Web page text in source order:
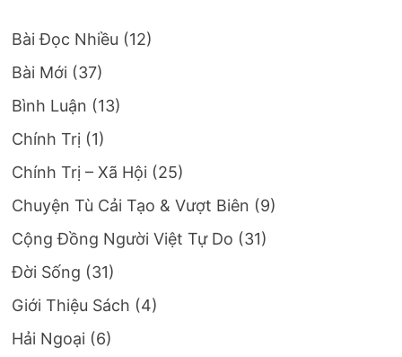
Bài Đọc Nhiều (12)
Bài Mới (37)
Bình Luận (13)
Chính Trị (1)
Chính Trị – Xã Hội (25)
Chuyện Tù Cải Tạo & Vượt Biên (9)
Cộng Đồng Người Việt Tự Do (31)
Đời Sống (31)
Giới Thiệu Sách (4)
Hải Ngoại (6)